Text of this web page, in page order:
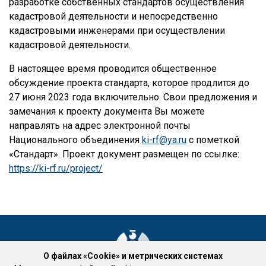
кадастровой деятельности и непосредственно
кадастровыми инженерами при осуществлении
кадастровой деятельности.
В настоящее время проводится общественное
обсуждение проекта стандарта, которое продлится до
27 июня 2023 года включительно. Свои предложения и
замечания к проекту документа Вы можете
направлять на адрес электронной почты
Национального объединения ki-rf@ya.ru с пометкой
«Стандарт». Проект документ размещен по ссылке:
https://ki-rf.ru/project/
О файлах «Cookie» и метрических системах